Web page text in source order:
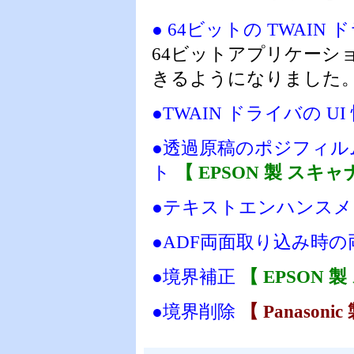
● 64ビットの TWAIN
64ビットアプリケーシ
きるようになりました
●TWAIN ドライバの UI
●透過原稿のポジフィ
ト
【 EPSON 製 スキャ
●テキストエンハンス
●ADF両面取り込み時の
●境界補正
【 EPSON
●境界削除
【